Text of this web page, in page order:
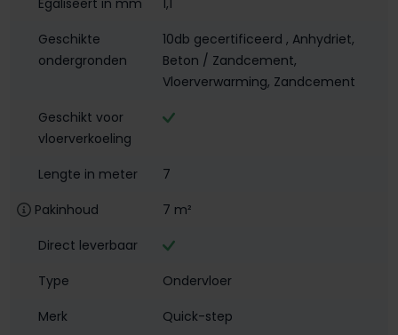
Geschikte
ondergronden
10db gecertificeerd , Anhydriet,
Beton / Zandcement,
Vloerverwarming, Zandcement
Geschikt voor
vloerverkoeling
Lengte in meter
7
Pakinhoud
7 m²
Direct leverbaar
Type
Ondervloer
Merk
Quick-step